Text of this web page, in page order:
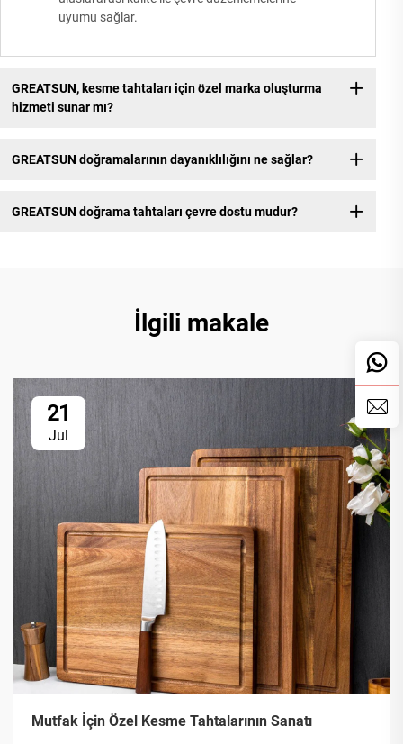
uyumu sağlar.
GREATSUN, kesme tahtaları için özel marka oluşturma
hizmeti sunar mı?
GREATSUN doğramalarının dayanıklılığını ne sağlar?
GREATSUN doğrama tahtaları çevre dostu mudur?
İlgili makale
21
Jul
Mutfak İçin Özel Kesme Tahtalarının Sanatı